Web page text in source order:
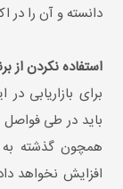
دانسته و آن را
استفاده نکردن از
برای بازاریابی
باید در طی فواصل
همچون گذشته به
افزایش نخواهد